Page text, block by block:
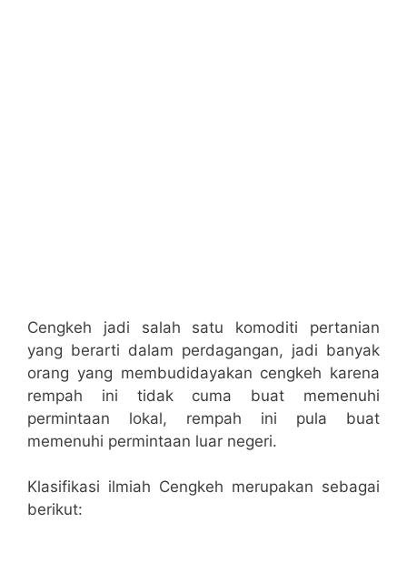
Cengkeh jadi salah satu komoditi pertanian
yang berarti dalam perdagangan, jadi banyak
orang yang membudidayakan cengkeh karena
rempah ini tidak cuma buat memenuhi
permintaan lokal, rempah ini pula buat
memenuhi permintaan luar negeri.
Klasifikasi ilmiah Cengkeh merupakan sebagai
berikut: